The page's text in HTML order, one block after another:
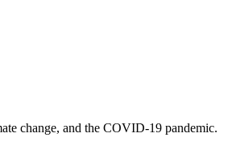
change, and the COVID-19 pandemic.